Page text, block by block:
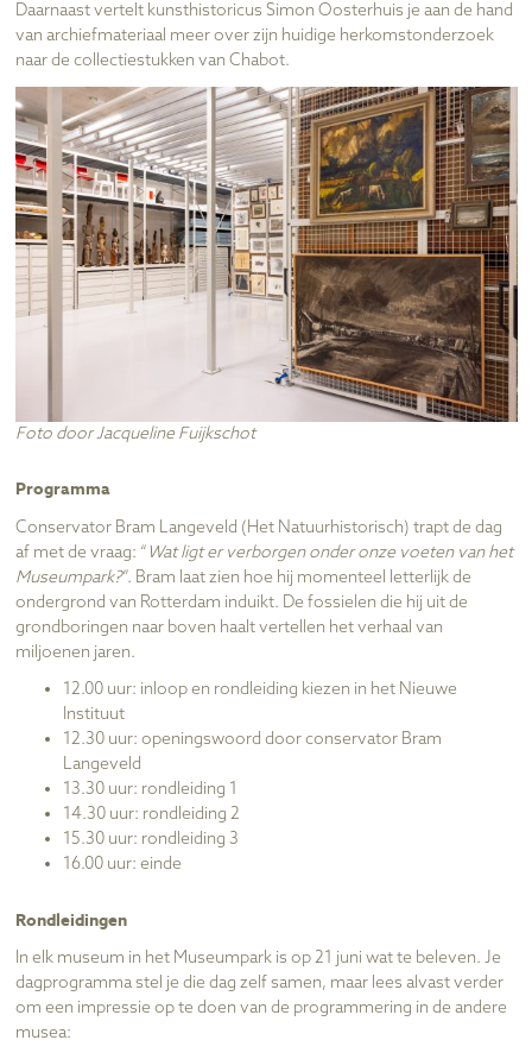
Daarnaast vertelt kunsthistoricus Simon Oosterhuis je aan de hand
van archiefmateriaal meer over zijn huidige herkomstonderzoek
naar de collectiestukken van Chabot.
Foto door Jacqueline Fuijkschot
Programma
Conservator Bram Langeveld (Het Natuurhistorisch) trapt de dag
af met de vraag: “Wat ligt er verborgen onder onze voeten van het
Museumpark?”. Bram laat zien hoe hij momenteel letterlijk de
ondergrond van Rotterdam induikt. De fossielen die hij uit de
grondboringen naar boven haalt vertellen het verhaal van
miljoenen jaren.
12.00 uur: inloop en rondleiding kiezen in het Nieuwe
Instituut
12.30 uur: openingswoord door conservator Bram
Langeveld
13.30 uur: rondleiding 1
14.30 uur: rondleiding 2
15.30 uur: rondleiding 3
16.00 uur: einde
Rondleidingen
In elk museum in het Museumpark is op 21 juni wat te beleven. Je
dagprogramma stel je die dag zelf samen, maar lees alvast verder
om een impressie op te doen van de programmering in de andere
musea: